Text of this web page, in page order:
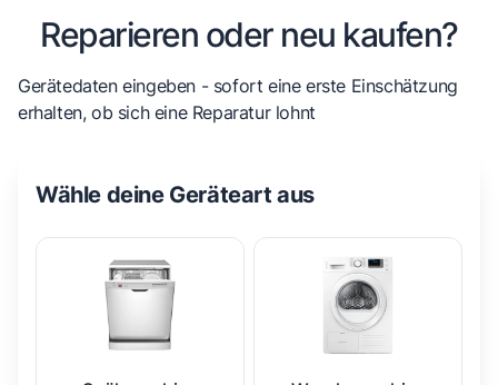
Reparieren oder neu kaufen?
Gerätedaten eingeben - sofort eine erste Einschätzung
erhalten, ob sich eine Reparatur lohnt
Wähle deine Geräteart aus